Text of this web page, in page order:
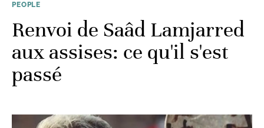
PEOPLE
Renvoi de Saâd Lamjarred
aux assises: ce qu'il s'est
passé